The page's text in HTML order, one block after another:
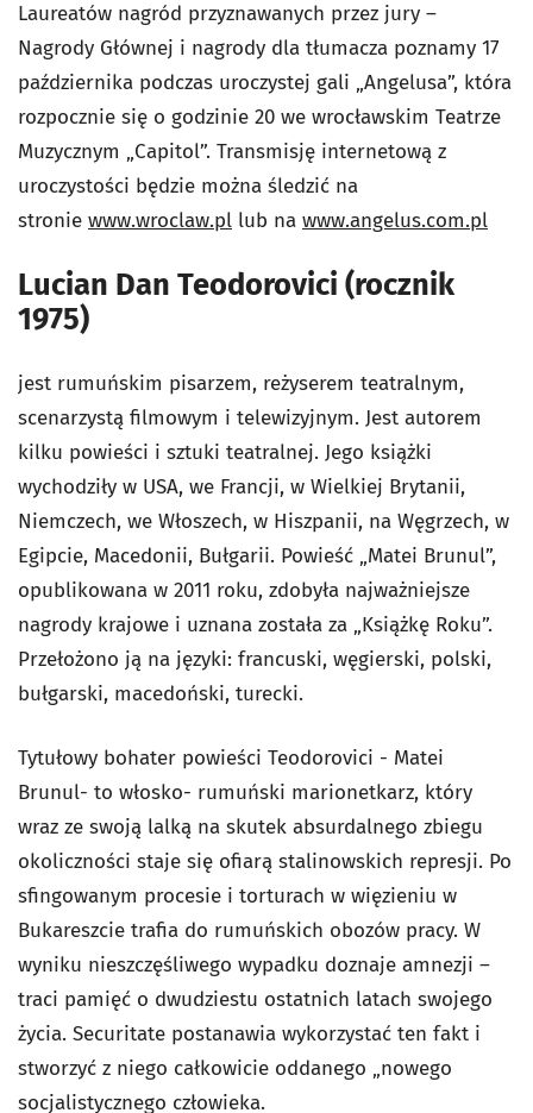
Laureatów nagród przyznawanych przez jury –
Nagrody Głównej i nagrody dla tłumacza poznamy 17
października podczas uroczystej gali „Angelusa”, która
rozpocznie się o godzinie 20 we wrocławskim Teatrze
Muzycznym „Capitol”. Transmisję internetową z
uroczystości będzie można śledzić na
stronie www.wroclaw.pl lub na www.angelus.com.pl
Lucian Dan Teodorovici (rocznik
1975)
jest rumuńskim pisarzem, reżyserem teatralnym,
scenarzystą filmowym i telewizyjnym. Jest autorem
kilku powieści i sztuki teatralnej. Jego książki
wychodziły w USA, we Francji, w Wielkiej Brytanii,
Niemczech, we Włoszech, w Hiszpanii, na Węgrzech, w
Egipcie, Macedonii, Bułgarii. Powieść „Matei Brunul”,
opublikowana w 2011 roku, zdobyła najważniejsze
nagrody krajowe i uznana została za „Książkę Roku”.
Przełożono ją na języki: francuski, węgierski, polski,
bułgarski, macedoński, turecki.
Tytułowy bohater powieści Teodorovici - Matei
Brunul- to włosko- rumuński marionetkarz, który
wraz ze swoją lalką na skutek absurdalnego zbiegu
okoliczności staje się ofiarą stalinowskich represji. Po
sfingowanym procesie i torturach w więzieniu w
Bukareszcie trafia do rumuńskich obozów pracy. W
wyniku nieszczęśliwego wypadku doznaje amnezji –
traci pamięć o dwudziestu ostatnich latach swojego
życia. Securitate postanawia wykorzystać ten fakt i
stworzyć z niego całkowicie oddanego „nowego
socjalistycznego człowieka.